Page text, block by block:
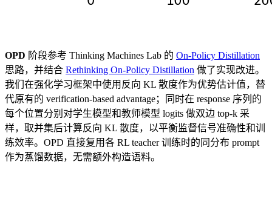
OPD 阶段参考 Thinking Machines Lab 的 On-Policy Distillation
思路，并结合 Rethinking On-Policy Distillation 做了实现改进。
我们在强化学习框架中使用反向 KL 散度作为优势估计值，替
代原有的 verification-based advantage；同时在 response 序列的
每个位置分别对学生模型和教师模型 logits 做双边 top-k 采
样，取并集后计算反向 KL 散度，以平衡监督信号准确性和训
练效率。OPD 直接复用各 RL teacher 训练时的同分布 prompt
作为蒸馏数据，无需额外构造语料。